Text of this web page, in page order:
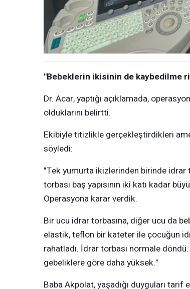
"Bebeklerin ikisinin de kaybedilme
Dr. Acar, yaptığı açıklamada,
olduklarını belirtti.
Ekibiyle titizlikle gerçekleştirdikleri
söyledi:
"Tek yumurta ikizlerinden birinde
torbası baş yapısının iki katı kadar
Operasyona karar verdik.
Bir ucu idrar torbasına, diğer ucu da
elastik, teflon bir kateter ile çocuğun
rahatladı. İdrar torbası normale
gebeliklere göre daha yüksek."
Baba Akpolat, yaşadığı duyguları